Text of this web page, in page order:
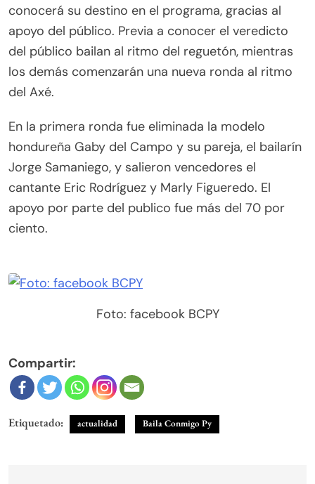
conocerá su destino en el programa, gracias al
apoyo del público. Previa a conocer el veredicto
del público bailan al ritmo del reguetón, mientras
los demás comenzarán una nueva ronda al ritmo
del Axé.
En la primera ronda fue eliminada la modelo
hondureña Gaby del Campo y su pareja, el bailarín
Jorge Samaniego, y salieron vencedores el
cantante Eric Rodríguez y Marly Figueredo. El
apoyo por parte del publico fue más del 70 por
ciento.
Foto: facebook BCPY
Compartir:
Etiquetado: actualidad Baila Conmigo Py